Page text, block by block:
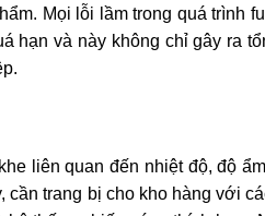
Mọi lỗi lầm trong quá trình
hạn và này không chỉ gây ra
liên quan đến nhiệt độ, độ
trang bị cho kho hàng với